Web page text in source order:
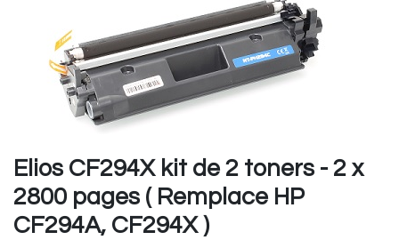
Elios CF294X kit de 2 toners - 2 x
2800 pages ( Remplace HP
CF294A, CF294X )